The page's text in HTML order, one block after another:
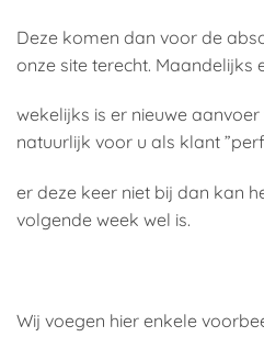
Deze komen dan voor de
onze site terecht. Maandelijks
wekelijks is er nieuwe
natuurlijk voor u als klant
er deze keer niet bij dan kan
volgende week wel is.
Wij voegen hier enkele